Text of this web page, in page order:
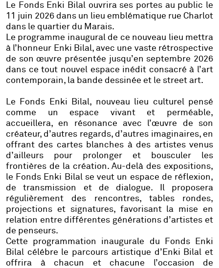
Le Fonds Enki Bilal ouvrira ses portes au public le
11 juin 2026 dans un lieu emblématique rue Charlot
dans le quartier du Marais.
Le programme inaugural de ce nouveau lieu mettra
à l’honneur Enki Bilal, avec une vaste rétrospective
de son œuvre présentée jusqu’en septembre 2026
dans ce tout nouvel espace inédit consacré à l’art
contemporain, la bande dessinée et le street art.
Le Fonds Enki Bilal, nouveau lieu culturel pensé
comme un espace vivant et perméable,
accueillera, en résonance avec l’œuvre de son
créateur, d’autres regards, d’autres imaginaires, en
offrant des cartes blanches à des artistes venus
d’ailleurs pour prolonger et bousculer les
frontières de la création. Au-delà des expositions,
le Fonds Enki Bilal se veut un espace de réflexion,
de transmission et de dialogue. Il proposera
régulièrement des rencontres, tables rondes,
projections et signatures, favorisant la mise en
relation entre différentes générations d’artistes et
de penseurs.
Cette programmation inaugurale du Fonds Enki
Bilal célébre le parcours artistique d’Enki Bilal et
offrira à chacun et chacune l’occasion de